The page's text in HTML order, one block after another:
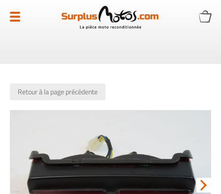
au
contenu
Retour à la page précédente
images
gallery